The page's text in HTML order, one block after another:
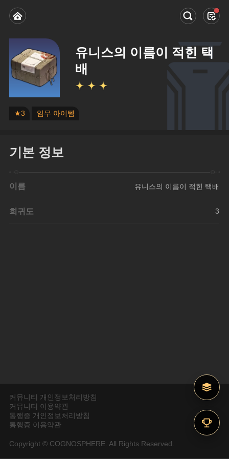
유니스의 이름이 적힌 택
배
★3 임무 아이템
기본 정보
이름 유니스의 이름이 적힌 택배
희귀도 3
커뮤니티 개인정보처리방침
커뮤니티 이용약관
통행증 개인정보처리방침
통행증 이용약관
Copyright © COGNOSPHERE. All Rights Reserved.